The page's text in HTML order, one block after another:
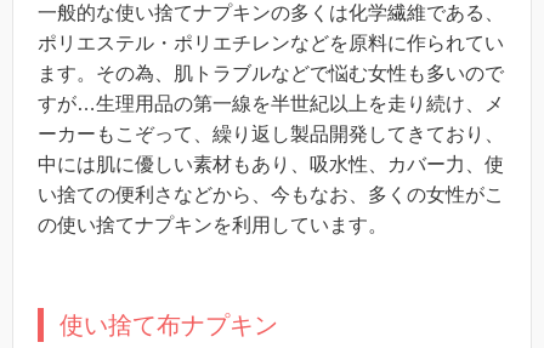
一般的な使い捨てナプキンの多くは化学繊維である、
ポリエステル・ポリエチレンなどを原料に作られてい
ます。その為、肌トラブルなどで悩む女性も多いので
すが…生理用品の第一線を半世紀以上を走り続け、メ
ーカーもこぞって、繰り返し製品開発してきており、
中には肌に優しい素材もあり、吸水性、カバー力、使
い捨ての便利さなどから、今もなお、多くの女性がこ
の使い捨てナプキンを利用しています。
使い捨て布ナプキン